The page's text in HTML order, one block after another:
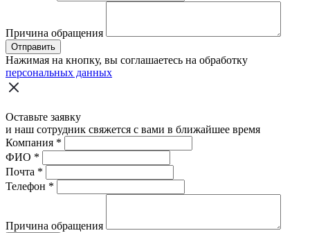
Причина обращения
Отправить
Нажимая на кнопку, вы соглашаетесь на обработку
персональных данных
Оставьте заявку
и наш сотрудник свяжется с вами в ближайшее время
Компания *
ФИО *
Почта *
Телефон *
Причина обращения